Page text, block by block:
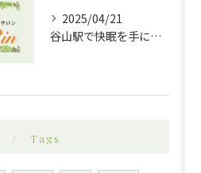
2025/04/21
谷山駅で快眠を手に入れる！ドライヘッドスパ効果の魅力
Tags